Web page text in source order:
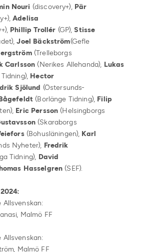
Nouri (discovery+), Pär
Adelisa
Phillip Trollér (GP),Stisse
Joel Bäckström(Gefle
(Trelleborgs
Carlsson (Nerikes Allehanda), Lukas
Hector
Sjölund (Östersunds-
(Borlänge Tidning), Filip
Eric Persson (Helsingborgs
(Skaraborgs
(Bohusläningen), Karl
Nyheter), Fredrik
Tidning), David
Hasselgren (SEF).
Allsvenskan:
Malmö FF
Allsvenskan:
Malmö FF